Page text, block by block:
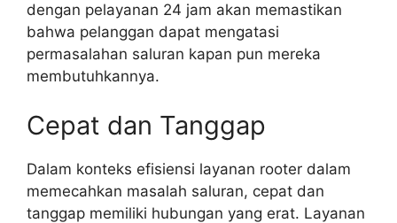
dengan pelayanan 24 jam akan memastikan
bahwa pelanggan dapat mengatasi
permasalahan saluran kapan pun mereka
membutuhkannya.
Cepat dan Tanggap
Dalam konteks efisiensi layanan rooter dalam
memecahkan masalah saluran, cepat dan
tanggap memiliki hubungan yang erat. Layanan